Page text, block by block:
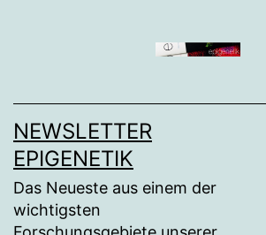
NEWSLETTER
EPIGENETIK
Das Neueste aus einem der
wichtigsten